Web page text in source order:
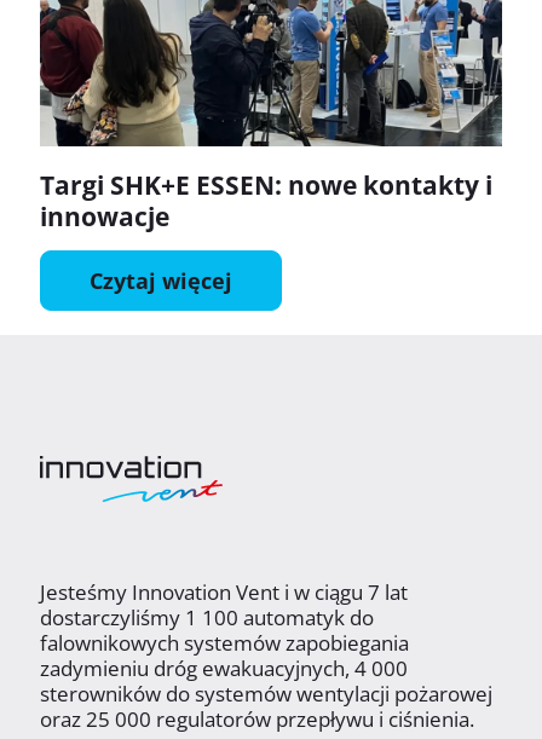
Targi SHK+E ESSEN: nowe kontakty i
innowacje
Czytaj więcej
Jesteśmy Innovation Vent i w ciągu 7 lat
dostarczyliśmy 1 100 automatyk do
falownikowych systemów zapobiegania
zadymieniu dróg ewakuacyjnych, 4 000
sterowników do systemów wentylacji pożarowej
oraz 25 000 regulatorów przepływu i ciśnienia.